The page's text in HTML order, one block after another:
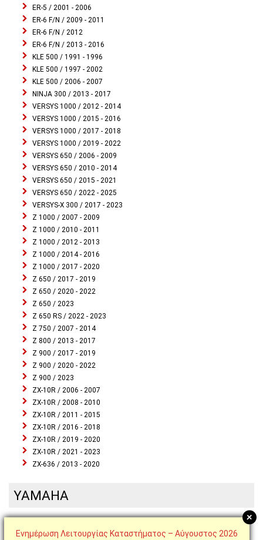
ER-5 / 2001 - 2006
ER-6 F/N / 2009 - 2011
ER-6 F/N / 2012
ER-6 F/N / 2013 - 2016
KLE 500 / 1991 - 1996
KLE 500 / 1997 - 2002
KLE 500 / 2006 - 2007
NINJA 300 / 2013 - 2017
VERSYS 1000 / 2012 - 2014
VERSYS 1000 / 2015 - 2016
VERSYS 1000 / 2017 - 2018
VERSYS 1000 / 2019 - 2022
VERSYS 650 / 2006 - 2009
VERSYS 650 / 2010 - 2014
VERSYS 650 / 2015 - 2021
VERSYS 650 / 2022 - 2025
VERSYS-X 300 / 2017 - 2023
Z 1000 / 2007 - 2009
Z 1000 / 2010 - 2011
Z 1000 / 2012 - 2013
Z 1000 / 2014 - 2016
Z 1000 / 2017 - 2020
Z 650 / 2017 - 2019
Z 650 / 2020 - 2022
Z 650 / 2023
Z 650 RS / 2022 - 2023
Z 750 / 2007 - 2014
Z 800 / 2013 - 2017
Z 900 / 2017 - 2019
Z 900 / 2020 - 2022
Z 900 / 2023
ZX-10R / 2006 - 2007
ZX-10R / 2008 - 2010
ZX-10R / 2011 - 2015
ZX-10R / 2016 - 2018
ZX-10R / 2019 - 2020
ZX-10R / 2021 - 2023
ZX-636 / 2013 - 2020
YAMAHA
YZF R1 / 1998 - 2001
+
Ενημέρωση Λειτουργίας Καταστήματος – Αύγουστος 2026